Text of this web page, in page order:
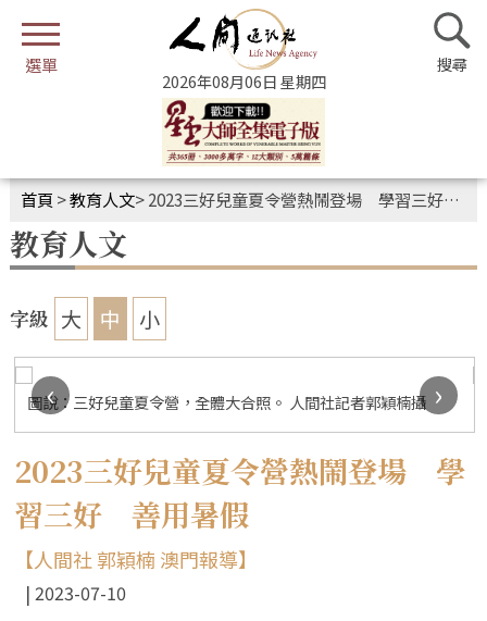
2026年08月06日 星期四
首頁 >教育人文>2023三好兒童夏令營熱鬧登場 學習三好 善用暑假
教育人文
字級 大 中 小
圖說：三好兒童夏令營，全體大合照。 人間社記者郭穎楠攝
‹
›
2023三好兒童夏令營熱鬧登場 學
習三好 善用暑假
【人間社 郭穎楠 澳門報導】
2023-07-10